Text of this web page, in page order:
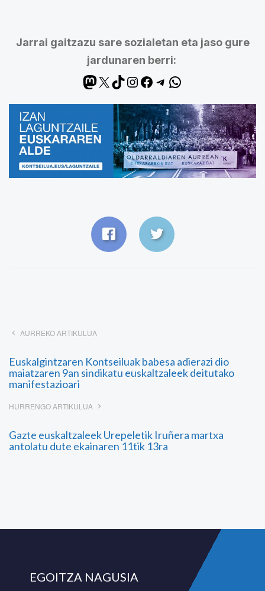
Jarrai gaitzazu sare sozialetan eta jaso gure
jardunaren berri:
AURREKO ARTIKULUA
Euskalgintzaren Kontseiluak babesa adierazi dio
maiatzaren 9an sindikatu euskaltzaleek deitutako
manifestazioari
HURRENGO ARTIKULUA
Gazte euskaltzaleek Urepeletik Iruñera martxa
antolatu dute ekainaren 11tik 13ra
EGOITZA NAGUSIA